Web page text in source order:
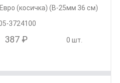
(косичка) (В-25мм 36 см)
3724100
387 ₽ 0 шт.